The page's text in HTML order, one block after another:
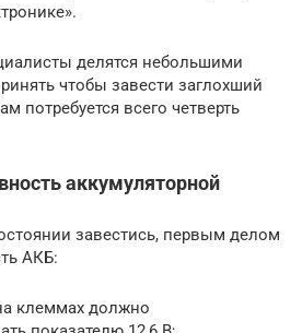
делятся небольшими
чтобы завести заглохший
потребуется всего четверть
аккумуляторной
завестись, первым делом
АКБ:
клеммах должно